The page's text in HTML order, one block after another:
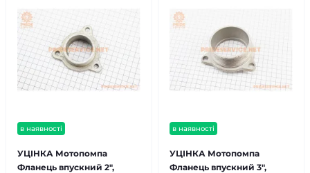
в наявності
УЦІНКА Мотопомпа
Фланець впускний 2",
в наявності
УЦІНКА Мотопомпа
Фланець впускний 3",